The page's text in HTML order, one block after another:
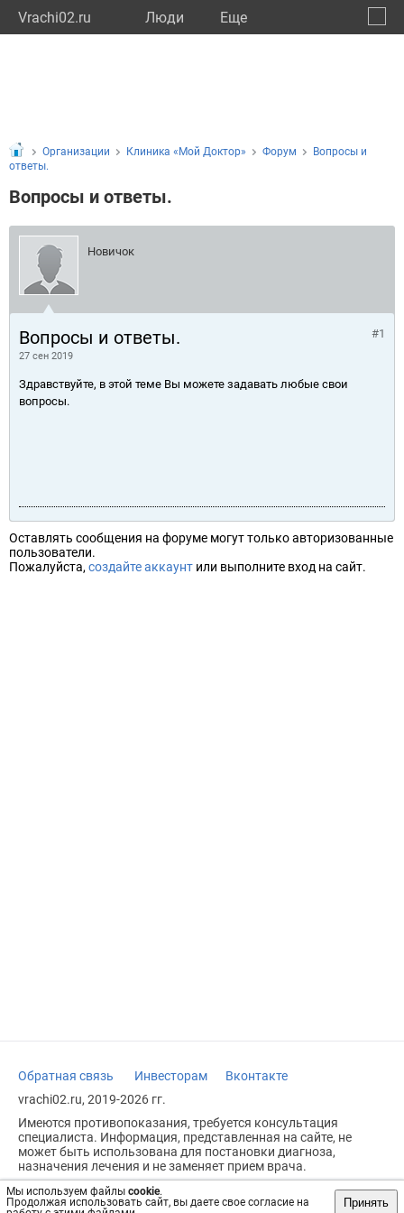
Vrachi02.ru Люди Eще
Мы используем файлы cookie.
Продолжая использовать сайт, вы даете свое согласие на
Принять
Организации Клиника «Мой Доктор» Форум
Вопросы и
ответы.
Вопросы и ответы.
Новичок
Вопросы и ответы.
27 сен 2019
#1
Здравствуйте, в этой теме Вы можете задавать любые свои
вопросы.
Оставлять сообщения на форуме могут только авторизованные
пользователи.
Пожалуйста, создайте аккаунт или выполните вход на сайт.
Обратная связь Инвесторам
Вконтакте
vrachi02.ru, 2019-2026 гг.
Имеются противопоказания, требуется консультация
специалиста. Информация, представленная на сайте, не
может быть использована для постановки диагноза,
назначения лечения и не заменяет прием врача.
Возрастное ограничение: 18+